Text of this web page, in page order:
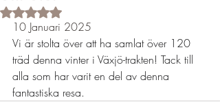
Betygsatt till NaN av 5 stjärnor.
10 Januari 2025
Vi är stolta över att ha samlat över 120
träd denna vinter i Växjö-trakten! Tack till
alla som har varit en del av denna
fantastiska resa.